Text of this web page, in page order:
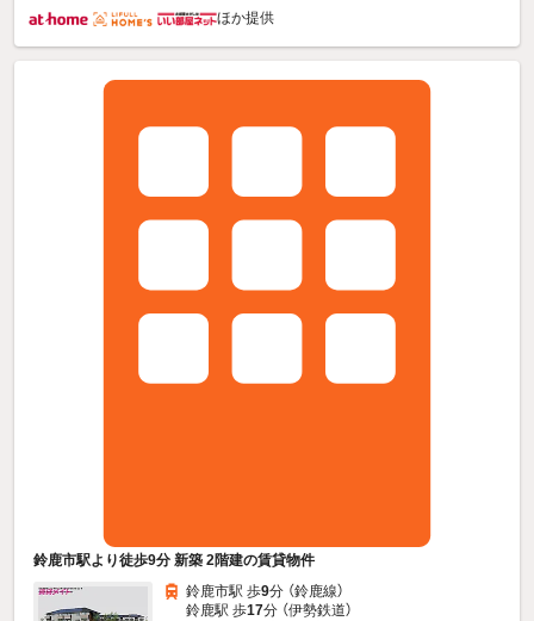
ほか提供
鈴鹿市駅より徒歩9分 新築 2階建の賃貸物件
鈴鹿市駅 歩9分 （鈴鹿線）
鈴鹿駅 歩17分 （伊勢鉄道）